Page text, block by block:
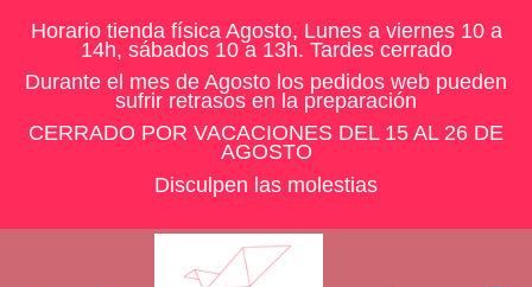
Horario tienda física Agosto, Lunes a viernes 10 a
14h, sábados 10 a 13h. Tardes cerrado
Durante el mes de Agosto los pedidos web pueden
sufrir retrasos en la preparación
CERRADO POR VACACIONES DEL 15 AL 26 DE
AGOSTO
Disculpen las molestias